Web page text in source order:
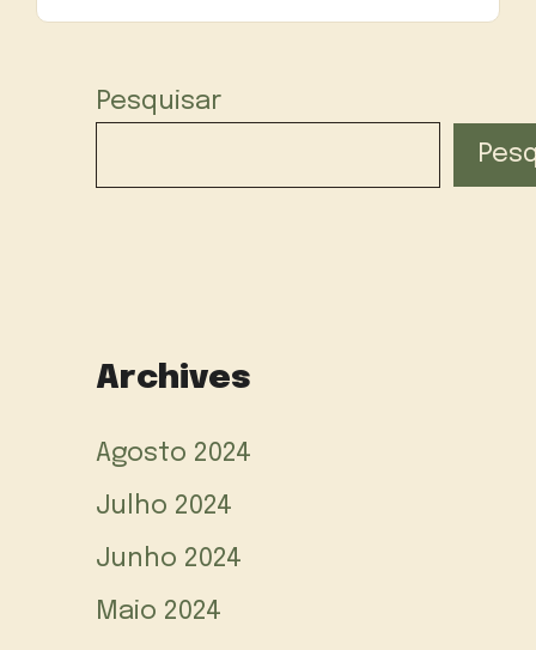
Pesquisar
Archives
Agosto 2024
Julho 2024
Junho 2024
Maio 2024